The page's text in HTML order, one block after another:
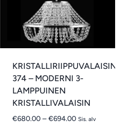
KRISTALLIRIIPPUVALAISIN
374 – MODERNI 3-
LAMPPUINEN
KRISTALLIVALAISIN
€680.00 – €694.00Hintaluokka:
Sis. alv